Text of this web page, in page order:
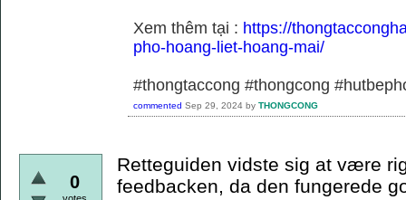
Xem thêm tại : https://
pho-hoang-liet-hoang-mai/
#thongtaccong #thongcong
commented Sep 29, 2024 by THONGCONG
0
votes
Retteguiden vidste sig at være
feedbacken, da den fungerede